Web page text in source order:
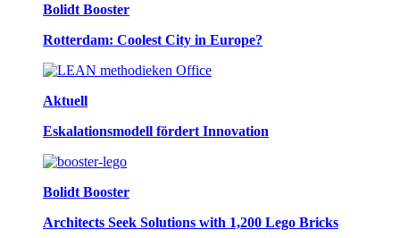
Bolidt Booster
Rotterdam: Coolest City in Europe?
Aktuell
Eskalationsmodell fördert Innovation
Bolidt Booster
Architects Seek Solutions with 1,200 Lego Bricks